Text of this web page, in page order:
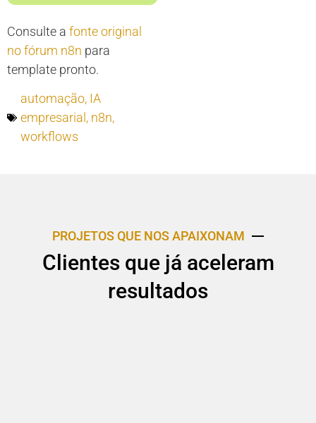
Consulte a fonte original
no fórum n8n para
template pronto.
automação, IA
empresarial , n8n,
workflows
PROJETOS QUE NOS APAIXONAM
Clientes que já aceleram
resultados